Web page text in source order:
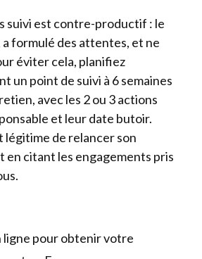
suivi est contre-productif : le
a formulé des attentes, et ne
éviter cela, planifiez
un point de suivi à 6 semaines
avec les 2 ou 3 actions
et leur date butoir.
légitime de relancer son
en citant les engagements pris
ligne pour obtenir votre